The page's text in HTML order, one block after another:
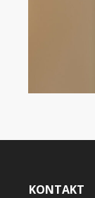
KONTAKT